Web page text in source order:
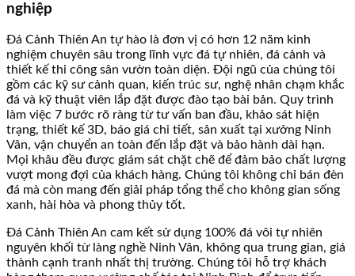
nghiệp
Đá Cảnh Thiên An tự hào là đơn vị có hơn 12 năm kinh
nghiệm chuyên sâu trong lĩnh vực đá tự nhiên, đá cảnh và
thiết kế thi công sân vườn toàn diện. Đội ngũ của chúng tôi
gồm các kỹ sư cảnh quan, kiến trúc sư, nghệ nhân chạm khắc
đá và kỹ thuật viên lắp đặt được đào tạo bài bản. Quy trình
làm việc 7 bước rõ ràng từ tư vấn ban đầu, khảo sát hiện
trạng, thiết kế 3D, báo giá chi tiết, sản xuất tại xưởng Ninh
Vân, vận chuyển an toàn đến lắp đặt và bảo hành dài hạn.
Mọi khâu đều được giám sát chặt chẽ để đảm bảo chất lượng
vượt mong đợi của khách hàng. Chúng tôi không chỉ bán đèn
đá mà còn mang đến giải pháp tổng thể cho không gian sống
xanh, hài hòa và phong thủy tốt.
Đá Cảnh Thiên An cam kết sử dụng 100% đá vôi tự nhiên
nguyên khối từ làng nghề Ninh Vân, không qua trung gian, giá
thành cạnh tranh nhất thị trường. Chúng tôi hỗ trợ khách